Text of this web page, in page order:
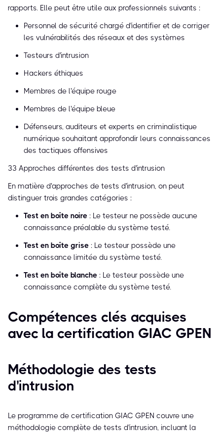
rapports. Elle peut être utile aux professionnels suivants :
Personnel de sécurité chargé d'identifier et de corriger
les vulnérabilités des réseaux et des systèmes
Testeurs d'intrusion
Hackers éthiques
Membres de l'équipe rouge
Membres de l'équipe bleue
Défenseurs, auditeurs et experts en criminalistique
numérique souhaitant approfondir leurs connaissances
des tactiques offensives
33 Approches différentes des tests d'intrusion
En matière d'approches de tests d'intrusion, on peut
distinguer trois grandes catégories :
Test en boîte noire : Le testeur ne possède aucune
connaissance préalable du système testé.
Test en boîte grise : Le testeur possède une
connaissance limitée du système testé.
Test en boîte blanche : Le testeur possède une
connaissance complète du système testé.
Compétences clés acquises
avec la certification GIAC GPEN
Méthodologie des tests
d'intrusion
Le programme de certification GIAC GPEN couvre une
méthodologie complète de tests d'intrusion, incluant la